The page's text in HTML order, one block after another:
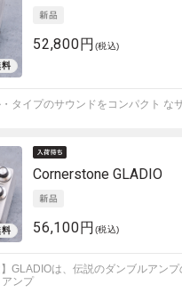
52,800円 (税込)
タイプのサウンドをコンパクト な
Cornerstone GLADIO
56,100円 (税込)
】GLADIOは、伝説のダンブルアン
ンプ